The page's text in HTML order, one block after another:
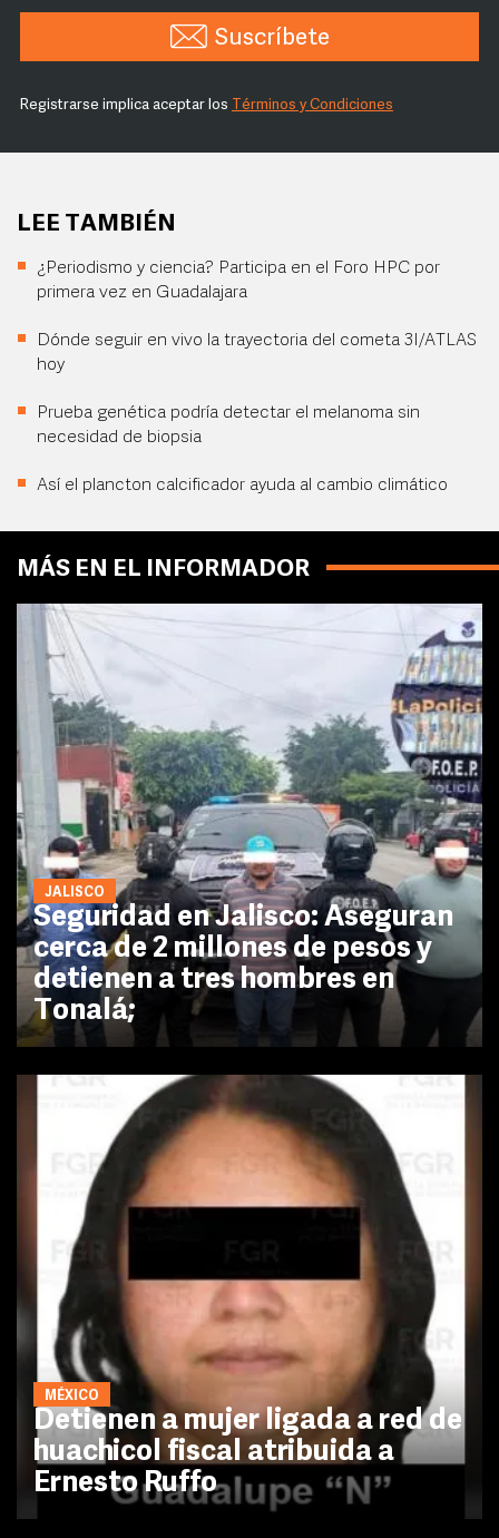
Suscríbete
Registrarse implica aceptar los Términos y Condiciones
LEE TAMBIÉN
¿Periodismo y ciencia? Participa en el Foro HPC por
primera vez en Guadalajara
Dónde seguir en vivo la trayectoria del cometa 3I/ATLAS
hoy
Prueba genética podría detectar el melanoma sin
necesidad de biopsia
Así el plancton calcificador ayuda al cambio climático
MÁS EN EL INFORMADOR
JALISCO
Seguridad en Jalisco: Aseguran
cerca de 2 millones de pesos y
detienen a tres hombres en
Tonalá;
MÉXICO
Detienen a mujer ligada a red de
huachicol fiscal atribuida a
Ernesto Ruffo